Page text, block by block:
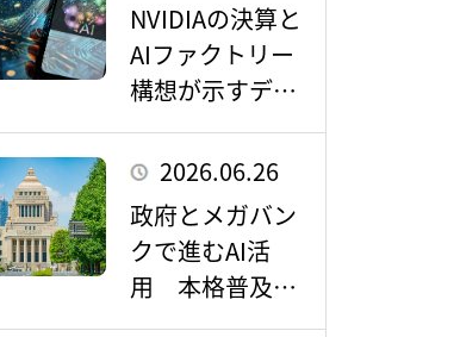
NVIDIAの決算と
AIファクトリー
構想が示すデー
タセンター市場
の成長性
2026.06.26
政府とメガバン
クで進むAI活
用 本格普及が
もたらすデータ